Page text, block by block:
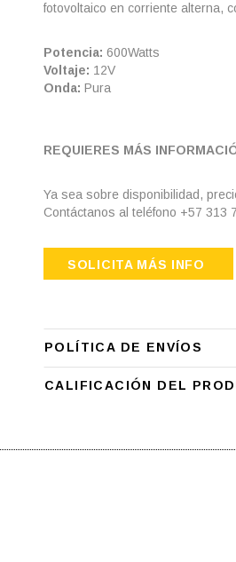
fotovoltaico en corriente alterna,
Potencia: 600Watts
Voltaje: 12V
Onda: Pura
REQUIERES MÁS
Ya sea sobre disponibilidad,
Contáctanos al teléfono +57 313
SOLICITA MÁS INFO
POLÍTICA DE ENVÍOS
CALIFICACIÓN DEL